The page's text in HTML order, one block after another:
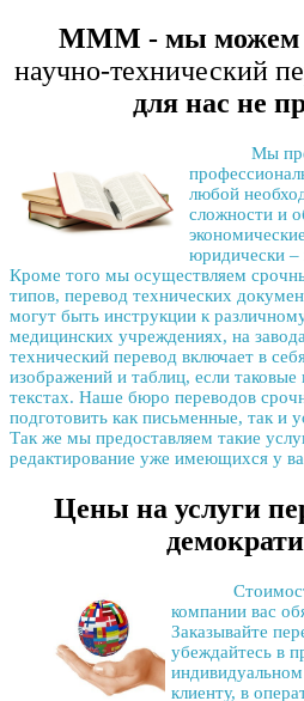
МММ - мы можем
научно-технический
для нас не
Мы
любой
сложности и
юридически –
Кроме того мы осуществляем
типов, перевод технических
могут быть инструкции к
медицинских учреждениях, на
технический перевод включает в
изображений и таблиц, если
текстах. Наше бюро переводов
подготовить как письменные, так и
Так же мы предоставляем такие
редактирование уже имеющихся у
Цены на услуги
компании вас
Заказывайте
убеждайтесь в
клиенту, в